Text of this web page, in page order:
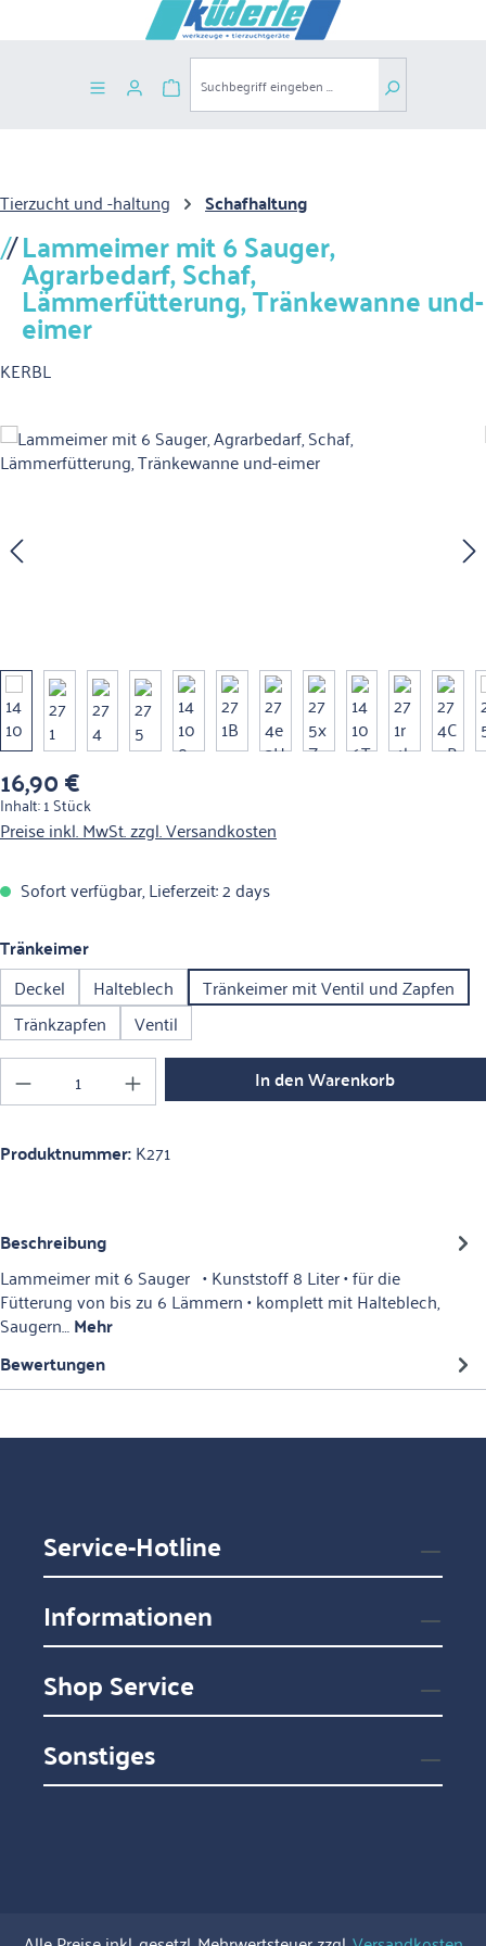
Zum Hauptinhalt springen
Warenkorb enthält 0 Positionen. Der
Tierzucht und -haltung Schafhaltung
Lammeimer mit 6 Sauger,
Agrarbedarf, Schaf,
Lämmerfütterung, Tränkewanne und-
eimer
KERBL
Bildergalerie überspringen
Regulärer Preis:
16,90 €
Inhalt:1 Stück
Preise inkl. MwSt. zzgl. Versandkosten
Sofort verfügbar, Lieferzeit: 2 days
Tränkeimerauswählen
Deckel Halteblech
Tränkeimer mit Ventil und Zapfen
Tränkzapfen
Ventil
Produkt Anzahl: Gib den gewünschten Wert
In den Warenkorb
Produktnummer:K271
Beschreibung
Lammeimer mit 6 Sauger • Kunststoff 8 Liter • für die
Fütterung von bis zu 6 Lämmern • komplett mit Halteblech,
Saugern…Mehr
Bewertungen
Service-Hotline
Informationen
Shop Service
Sonstiges